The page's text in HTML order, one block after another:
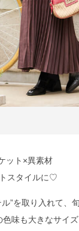
ット×異素材
スタイルに♡
ル”を取り入れて、
味も大きなサイ